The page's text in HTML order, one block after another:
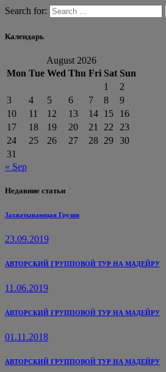
Search for:
Календарь
August 2026
Mon Tue Wed Thu Fri Sat Sun
1
2
3
4 5 6 7 8
9
10
11 12 13 14 15
16
17
18 19 20 21 22
23
24
25 26 27 28 29 30
31
« Sep
Недавние статьи
Захватывающая Грузия
23.09.2019
АВТОРСКИЙ ГРУППОВОЙ ТУР НА МАДЕЙРУ
11.06.2019
АВТОРСКИЙ ГРУППОВОЙ ТУР НА МАДЕЙРУ
01.11.2018
АВТОРСКИЙ ГРУППОВОЙ ТУР НА МАДЕЙРУ